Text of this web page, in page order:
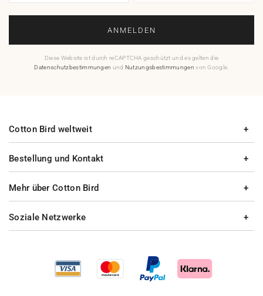
ANMELDEN
Diese Website ist durch reCAPTCHA geschützt und es gelten die
Datenschutzbestimmungen und Nutzungsbestimmungen von Google.
Bestellung und Kontakt
Mehr über Cotton Bird
Cotton Bird weltweit
Soziale Netzwerke